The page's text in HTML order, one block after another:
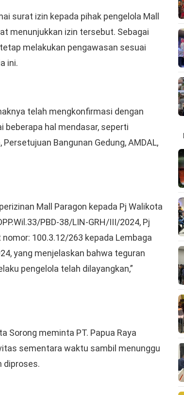
surat izin kepada pihak pengelola Mall
menunjukkan izin tersebut. Sebagai
melakukan pengawasan sesuai
ini.
telah mengkonfirmasi dengan
beberapa hal mendasar, seperti
Bangunan Gedung, AMDAL,
Mall Paragon kepada Pj Walikota
PBD-38/LIN-GRH/III/2024, Pj
100.3.12/263 kepada Lembaga
yang menjelaskan bahwa teguran
pengelola telah dilayangkan,”
Sorong meminta PT. Papua Raya
sementara waktu sambil menunggu
diproses.